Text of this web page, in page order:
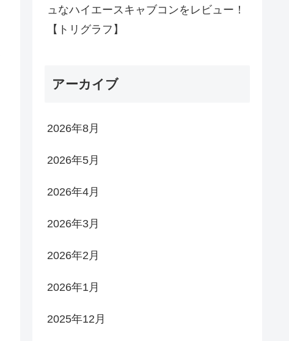
ュなハイエースキャブコンをレビュー！
【トリグラフ】
アーカイブ
2026年8月
2026年5月
2026年4月
2026年3月
2026年2月
2026年1月
2025年12月